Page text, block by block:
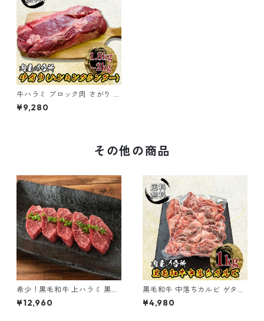
牛ハラミ ブロック肉 さがり は
らみ ハンギングテンダー 2kg
¥9,280
その他の商品
希少！黒毛和牛 上ハラミ 黒樺
牛 900g
¥12,960
黒毛和牛 中落ちカルビ ゲタカ
¥4,980